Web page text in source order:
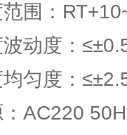
范围：
动度：
匀度：
AC220